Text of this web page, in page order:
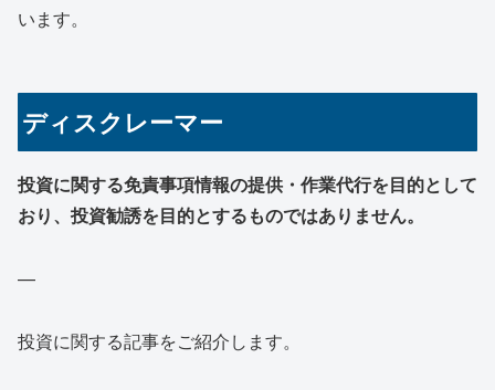
います。
ディスクレーマー
投資に関する免責事項情報の提供・作業代行を目的として
おり、投資勧誘を目的とするものではありません。
—
投資に関する記事をご紹介します。